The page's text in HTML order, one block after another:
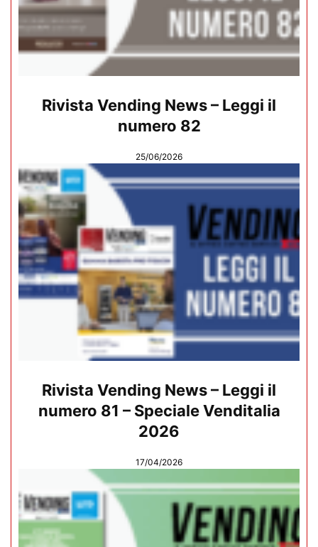
Rivista Vending News – Leggi il
numero 82
25/06/2026
Rivista Vending News – Leggi il
numero 81 – Speciale Venditalia
2026
17/04/2026